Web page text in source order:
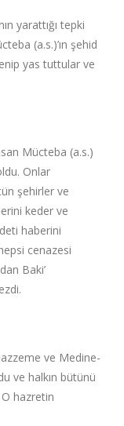
yarattığı tepki
(a.s.)’ın şehid
yas tuttular ve
Mücteba (a.s.)
Onlar
şehirler ve
keder ve
haberini
cenazesi
Baki’
ve Medine-
ve halkın bütünü
hazretin